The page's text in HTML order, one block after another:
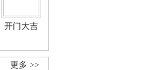
开门大吉
更多 >>